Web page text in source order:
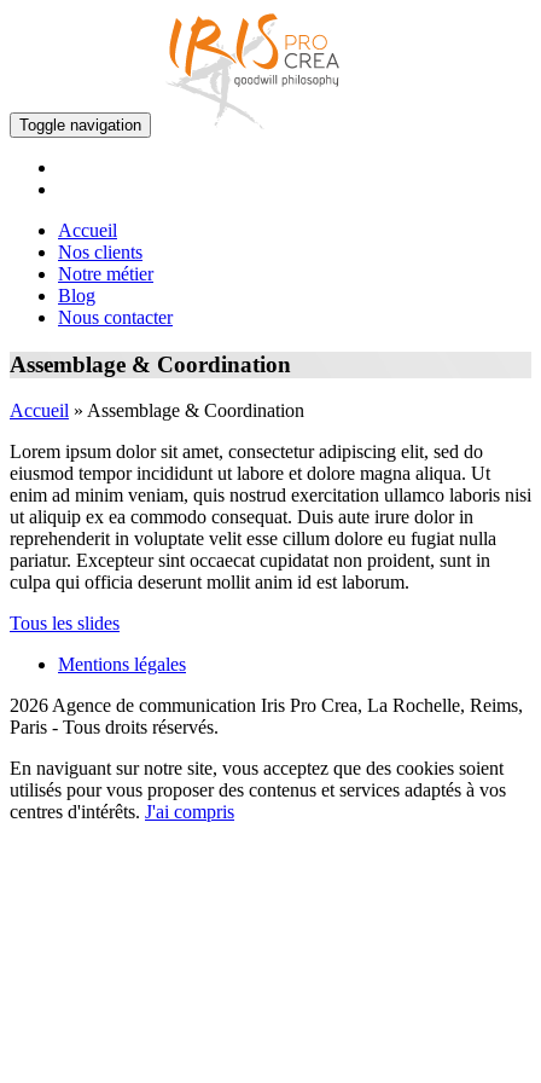
Toggle navigation
Accueil
Nos clients
Notre métier
Blog
Nous contacter
Assemblage & Coordination
Accueil » Assemblage & Coordination
Lorem ipsum dolor sit amet, consectetur adipiscing elit, sed do
eiusmod tempor incididunt ut labore et dolore magna aliqua. Ut
enim ad minim veniam, quis nostrud exercitation ullamco laboris nisi
ut aliquip ex ea commodo consequat. Duis aute irure dolor in
reprehenderit in voluptate velit esse cillum dolore eu fugiat nulla
pariatur. Excepteur sint occaecat cupidatat non proident, sunt in
culpa qui officia deserunt mollit anim id est laborum.
Tous les slides
Mentions légales
2026 Agence de communication Iris Pro Crea, La Rochelle, Reims,
Paris - Tous droits réservés.
En naviguant sur notre site, vous acceptez que des cookies soient
utilisés pour vous proposer des contenus et services adaptés à vos
centres d'intérêts. J'ai compris